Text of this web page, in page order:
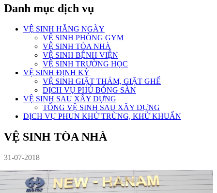
Danh mục dịch vụ
VỆ SINH HẰNG NGÀY
VỆ SINH PHÒNG GYM
VỆ SINH TÒA NHÀ
VỆ SINH BỆNH VIỆN
VỆ SINH TRƯỜNG HỌC
VỆ SINH ĐỊNH KỲ
VỆ SINH GIẶT THẢM, GIẶT GHẾ
DỊCH VỤ PHỦ BÓNG SÀN
VỆ SINH SAU XÂY DỰNG
TỔNG VỆ SINH SAU XÂY DỰNG
DỊCH VỤ PHUN KHỬ TRÙNG, KHỬ KHUẨN
VỆ SINH TÒA NHÀ
31-07-2018